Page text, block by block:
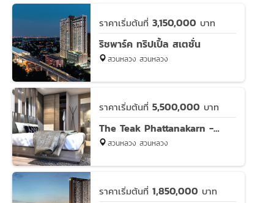
ราคาเริ่มต้นที่ 3,150,000 บาท
ริชพาร์ค ทริปเปิ้ล สเตชั่น
สวนหลวง สวนหลวง
ราคาเริ่มต้นที่ 5,500,000 บาท
The Teak Phattanakarn - Thonglor (เดอะ ทีค พัฒนาการ-ทองหล่อ)
สวนหลวง สวนหลวง
ราคาเริ่มต้นที่ 1,850,000 บาท